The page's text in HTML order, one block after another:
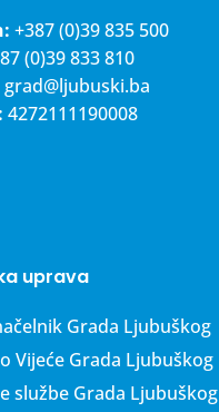
+387 (0)39 835 500
(0)39 833 810
grad@ljubuski.ba
4272111190008
uprava
Grada Ljubuškog
Vijeće Grada Ljubuškog
službe Grada Ljubuškog